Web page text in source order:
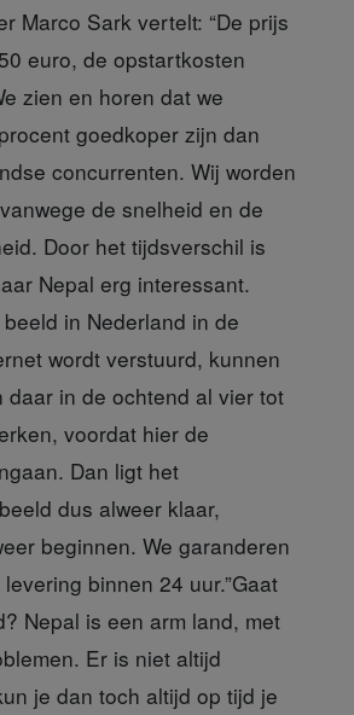
Marco Sark vertelt: “De prijs
euro, de opstartkosten
zien en horen dat we
goedkoper zijn dan
concurrenten. Wij worden
de snelheid en de
Door het tijdsverschil is
Nepal erg interessant.
in Nederland in de
wordt verstuurd, kunnen
daar in de ochtend al vier tot
voordat hier de
Dan ligt het
dus alweer klaar,
beginnen. We garanderen
binnen 24 uur.”Gaat
Nepal is een arm land, met
Er is niet altijd
je dan toch altijd op tijd je